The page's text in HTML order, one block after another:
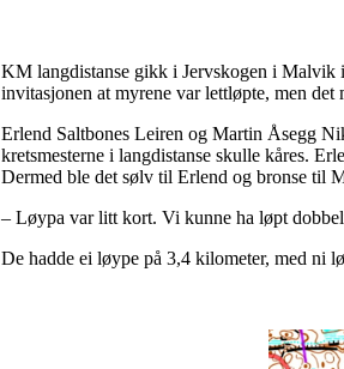
KM langdistanse gikk i Jervskogen i Malvik
invitasjonen at myrene var lettløpte, men
Erlend Saltbones Leiren og Martin Åsegg
kretsmesterne i langdistanse skulle kåres.
Dermed ble det sølv til Erlend og bronse til
– Løypa var litt kort. Vi kunne ha løpt
De hadde ei løype på 3,4 kilometer, med ni